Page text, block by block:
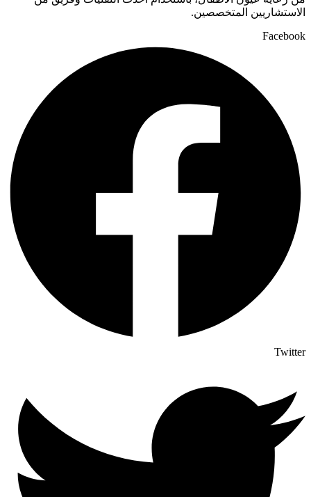
الاستشاريين المتخصصين.
Facebook
Twitter